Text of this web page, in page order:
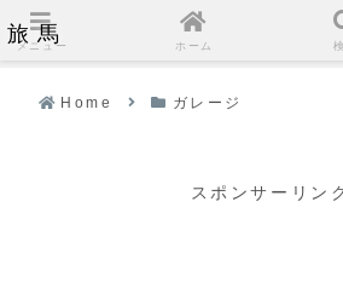
旅馬
Home ガレージ
スポンサーリン
メニュー ホーム